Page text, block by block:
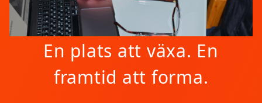
En plats att växa. En
framtid att forma.